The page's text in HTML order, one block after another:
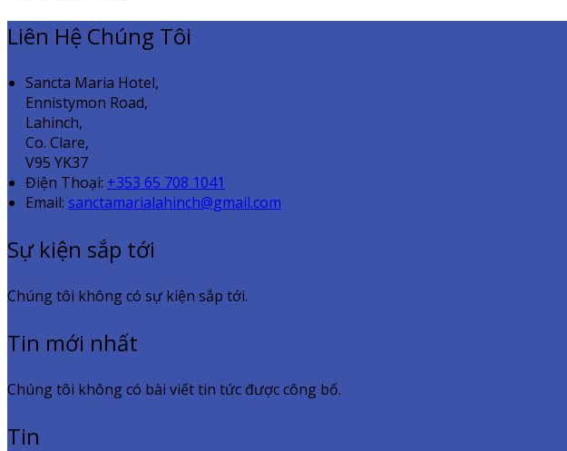
Liên Hệ Chúng Tôi
Sancta Maria Hotel,
Ennistymon Road,
Lahinch,
Co. Clare,
V95 YK37
Điện Thoại: +353 65 708 1041
Email: sanctamarialahinch@gmail.com
Sự kiện sắp tới
Chúng tôi không có sự kiện sắp tới.
Tin mới nhất
Chúng tôi không có bài viết tin tức được công bố.
Tin